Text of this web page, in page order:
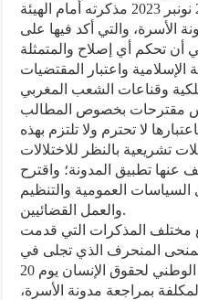
في هذا الورش وقدم بتاريخ 29 نونبر 2023 مذكرته أمام الهيئة
الأسرة، والتي أكد فيها على
أن تحكم أي إصلاح والمتمثلة
واعتبار المقتضيات
وقناعات الشعب المغربي
مقترحات بخصوص المطالب
لا تحترم ولا تلتزم بهذه
تشريعية بالنظر للاختلالات
عنها تطبيق المدونة؛ واقترح
العمومية والتنظيم
والعمل القضائيين.
مختلف المذكرات التي قدمت
المنحرف الذي تجلى في
المذكرة التي قدمها المجلس الوطني لحقوق الإنسان يوم 20
المكلفة بمراجعة مدونة الأسرة،